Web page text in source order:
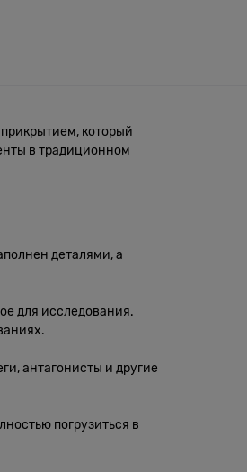
который
в традиционном
деталями, а
для исследования.
антагонисты и другие
погрузиться в